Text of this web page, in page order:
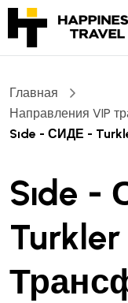
Главная
Направления VIP
Sıde - СИДЕ -
Sıde